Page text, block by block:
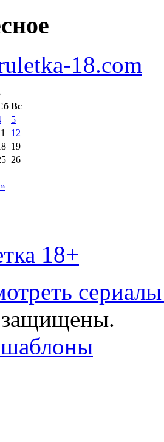
18.com
Вс
5
12
19
26
18+
защищены.